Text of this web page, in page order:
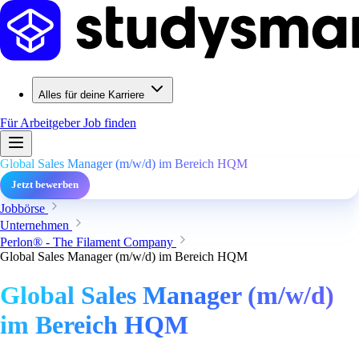
Alles für deine Karriere
Für ArbeitgeberJob finden
Global Sales Manager (m/w/d) im Bereich HQM
Jetzt bewerben
Jobbörse
Unternehmen
Perlon® - The Filament Company
Global Sales Manager (m/w/d) im Bereich HQM
Global Sales Manager (m/w/d)
im Bereich HQM